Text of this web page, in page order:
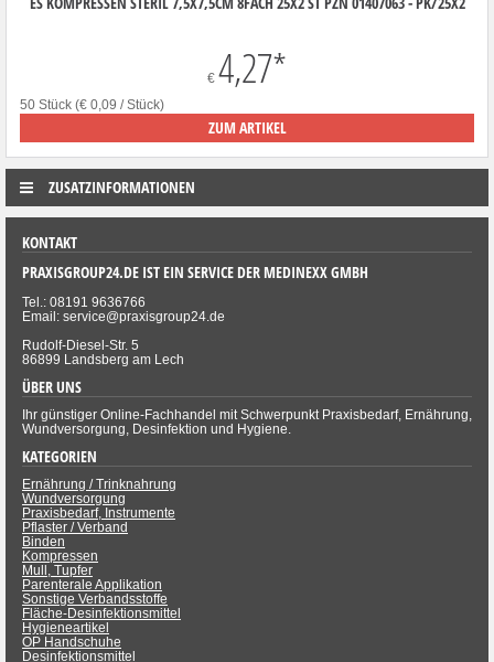
€ 4,27*
50 Stück (€ 0,09 / Stück)
ZUM ARTIKEL
ZUSATZINFORMATIONEN
KONTAKT
PRAXISGROUP24.DE IST EIN SERVICE DER MEDINEXX GMBH
Tel.: 08191 9636766
Email: service@praxisgroup24.de
Rudolf-Diesel-Str. 5
86899 Landsberg am Lech
ÜBER UNS
Ihr günstiger Online-Fachhandel mit Schwerpunkt Praxisbedarf, Ernährung,
Wundversorgung, Desinfektion und Hygiene.
KATEGORIEN
Ernährung / Trinknahrung
Wundversorgung
Praxisbedarf, Instrumente
Pflaster / Verband
Binden
Kompressen
Mull, Tupfer
Parenterale Applikation
Sonstige Verbandsstoffe
Fläche-Desinfektionsmittel
Hygieneartikel
OP Handschuhe
Desinfektionsmittel